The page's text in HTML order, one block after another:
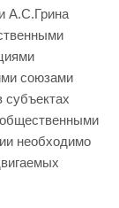
А.С.Грина
союзами
субъектах
необходимо